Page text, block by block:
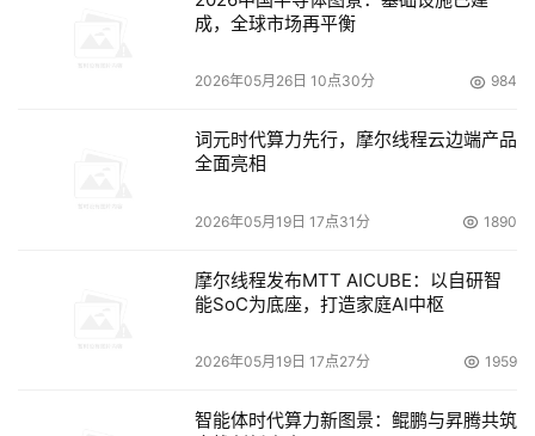
BladeCenter刀片服务器在管理成本方面的可观节省。”
本文来源于DOIT传媒，文章内容仅供参考，不构成投资建议。
成，全球市场再平衡
2026年05月26日 10点30分 984
词元时代算力先行，摩尔线程云边端产品
全面亮相
2026年05月19日 17点31分 1890
摩尔线程发布MTT AICUBE：以自研智
能SoC为底座，打造家庭AI中枢
2026年05月19日 17点27分 1959
智能体时代算力新图景：鲲鹏与昇腾共筑